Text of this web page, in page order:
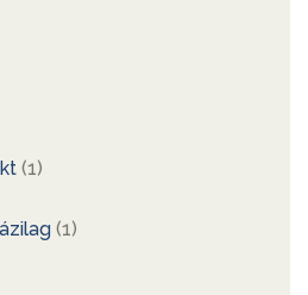
(1)
(1)